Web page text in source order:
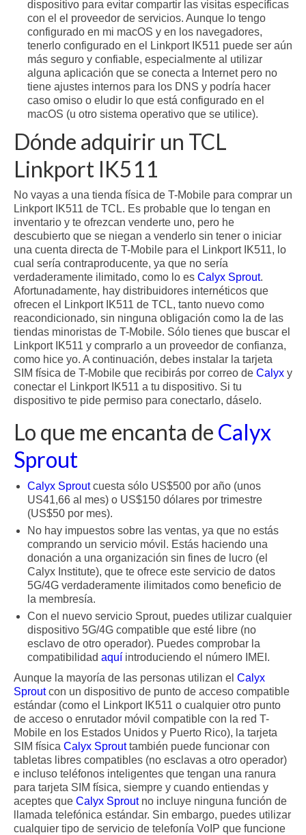
dispositivo para evitar compartir las visitas específicas
con el el proveedor de servicios. Aunque lo tengo
configurado en mi macOS y en los navegadores,
tenerlo configurado en el Linkport IK511 puede ser aún
más seguro y confiable, especialmente al utilizar
alguna aplicación que se conecta a Internet pero no
tiene ajustes internos para los DNS y podría hacer
caso omiso o eludir lo que está configurado en el
macOS (u otro sistema operativo que se utilice).
Dónde adquirir un TCL
Linkport IK511
No vayas a una tienda física de T-Mobile para comprar un
Linkport IK511 de TCL. Es probable que lo tengan en
inventario y te ofrezcan venderte uno, pero he
descubierto que se niegan a venderlo sin tener o iniciar
una cuenta directa de T-Mobile para el Linkport IK511, lo
cual sería contraproducente, ya que no sería
verdaderamente ilimitado, como lo es Calyx Sprout.
Afortunadamente, hay distribuidores internéticos que
ofrecen el Linkport IK511 de TCL, tanto nuevo como
reacondicionado, sin ninguna obligación como la de las
tiendas minoristas de T-Mobile. Sólo tienes que buscar el
Linkport IK511 y comprarlo a un proveedor de confianza,
como hice yo. A continuación, debes instalar la tarjeta
SIM física de T-Mobile que recibirás por correo de Calyx y
conectar el Linkport IK511 a tu dispositivo. Si tu
dispositivo te pide permiso para conectarlo, dáselo.
Lo que me encanta de Calyx
Sprout
Calyx Sproutcuesta sólo US$500 por año (unos
US41,66 al mes) o US$150 dólares por trimestre
(US$50 por mes).
No hay impuestos sobre las ventas, ya que no estás
comprando un servicio móvil. Estás haciendo una
donación a una organización sin fines de lucro (el
Calyx Institute), que te ofrece este servicio de datos
5G/4G verdaderamente ilimitados como beneficio de
la membresía.
Con el nuevo servicio Sprout, puedes utilizar cualquier
dispositivo 5G/4G compatible que esté libre (no
esclavo de otro operador). Puedes comprobar la
compatibilidad aquí introduciendo el número IMEI.
Aunque la mayoría de las personas utilizan el Calyx
Sproutcon un dispositivo de punto de acceso compatible
estándar (como el Linkport IK511 o cualquier otro punto
de acceso o enrutador móvil compatible con la red T-
Mobile en los Estados Unidos y Puerto Rico), la tarjeta
SIM física Calyx Sprouttambién puede funcionar con
tabletas libres compatibles (no esclavas a otro operador)
e incluso teléfonos inteligentes que tengan una ranura
para tarjeta SIM física, siempre y cuando entiendas y
aceptes que Calyx Sproutno incluye ninguna función de
llamada telefónica estándar. Sin embargo, puedes utilizar
cualquier tipo de servicio de telefonía VoIP que funcione